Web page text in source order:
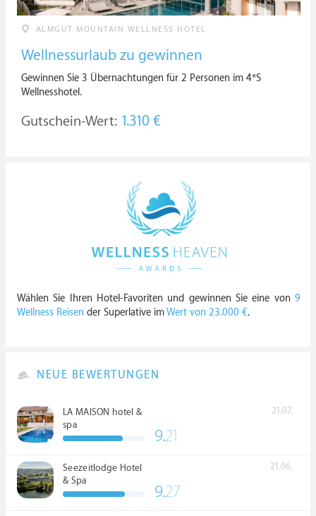
ALMGUT MOUNTAIN WELLNESS HOTEL
Wellnessurlaub zu gewinnen
Gewinnen Sie 3 Übernachtungen für 2 Personen im 4*S
Wellnesshotel.
Gutschein-Wert: 1.310 €
Wählen Sie Ihren Hotel-Favoriten und gewinnen Sie eine von 9
Wellness Reisen der Superlative imWert von 23.000 €.
NEUE BEWERTUNGEN
LA MAISON hotel &
spa
21.07.
9.21
Seezeitlodge Hotel
& Spa
21.06.
9.27